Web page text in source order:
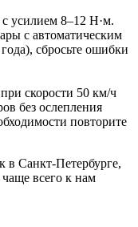
усилием 8–12 Н·м.
с автоматическим
сбросьте ошибки
скорости 50 км/ч
без ослепления
повторите
в Санкт-Петербурге,
всего к нам